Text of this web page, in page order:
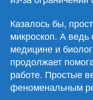
Казалось бы,
микроскоп. А ведь
медицине и
продолжает
работе. Простые
феноменальным